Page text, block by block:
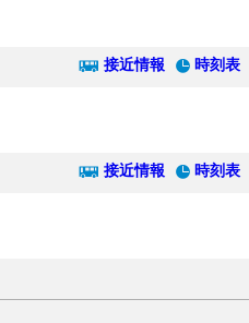
接近情報 時刻表
接近情報 時刻表